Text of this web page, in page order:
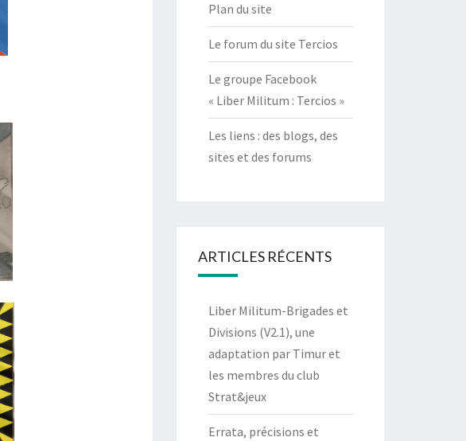
Plan du site
Le forum du site Tercios
Le groupe Facebook
« Liber Militum : Tercios »
Les liens : des blogs, des
sites et des forums
ARTICLES RÉCENTS
Liber Militum-Brigades et
Divisions (V2.1), une
adaptation par Timur et
les membres du club
Strat&jeux
Errata, précisions et